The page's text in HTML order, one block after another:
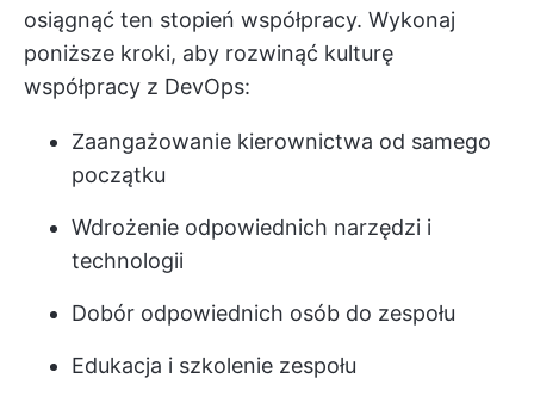
osiągnąć ten stopień współpracy. Wykonaj
poniższe kroki, aby rozwinąć kulturę
współpracy z DevOps:
Zaangażowanie kierownictwa od samego
początku
Wdrożenie odpowiednich narzędzi i
technologii
Dobór odpowiednich osób do zespołu
Edukacja i szkolenie zespołu